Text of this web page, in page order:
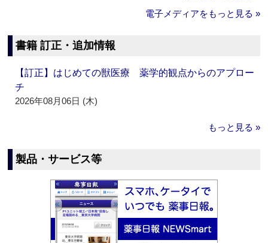
電子メディアをもっと見る »
書籍 訂正・追加情報
【訂正】はじめての獣医療 薬学的観点からのアプロー
チ
2026年08月06日 (木)
もっと見る »
製品・サービス等